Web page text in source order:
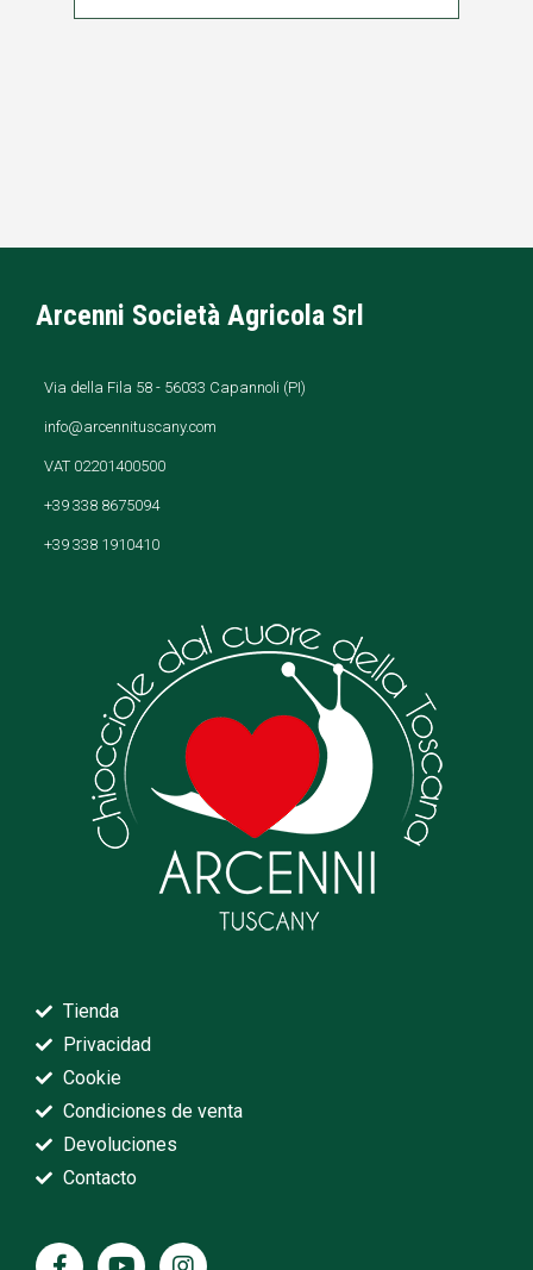
Arcenni Società Agricola Srl
Via della Fila 58 - 56033 Capannoli (PI)
info@arcennituscany.com
VAT 02201400500
+39 338 8675094
+39 338 1910410
Tienda
Privacidad
Cookie
Condiciones de venta
Devoluciones
Contacto